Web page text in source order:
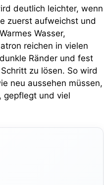
deutlich leichter, wenn
zuerst aufweichst und
Wasser,
reichen in vielen
Ränder und fest
zu lösen. So wird
neu aussehen müssen,
gepflegt und viel